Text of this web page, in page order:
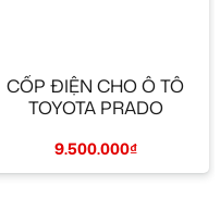
CỐP ĐIỆN CHO Ô TÔ
TOYOTA PRADO
9.500.000₫